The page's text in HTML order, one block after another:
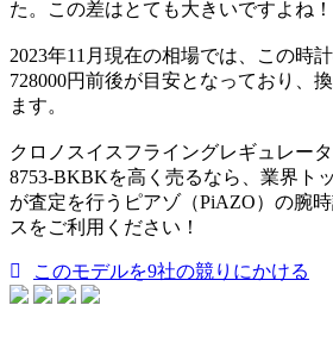
た。この差はとても大きいですよね！
2023年11月現在の相場では、この時
728000円前後が目安となっており、
ます。
クロノスイスフライングレギュレー
8753-BKBKを高く売るなら、業界ト
が査定を行うピアゾ（PiAZO）の腕
スをご利用ください！
このモデルを9社の競りにかける